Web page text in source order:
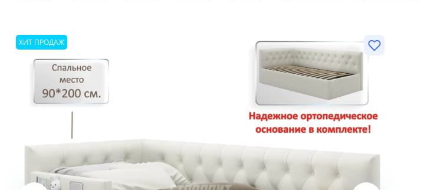
ХИТ ПРОДАЖ